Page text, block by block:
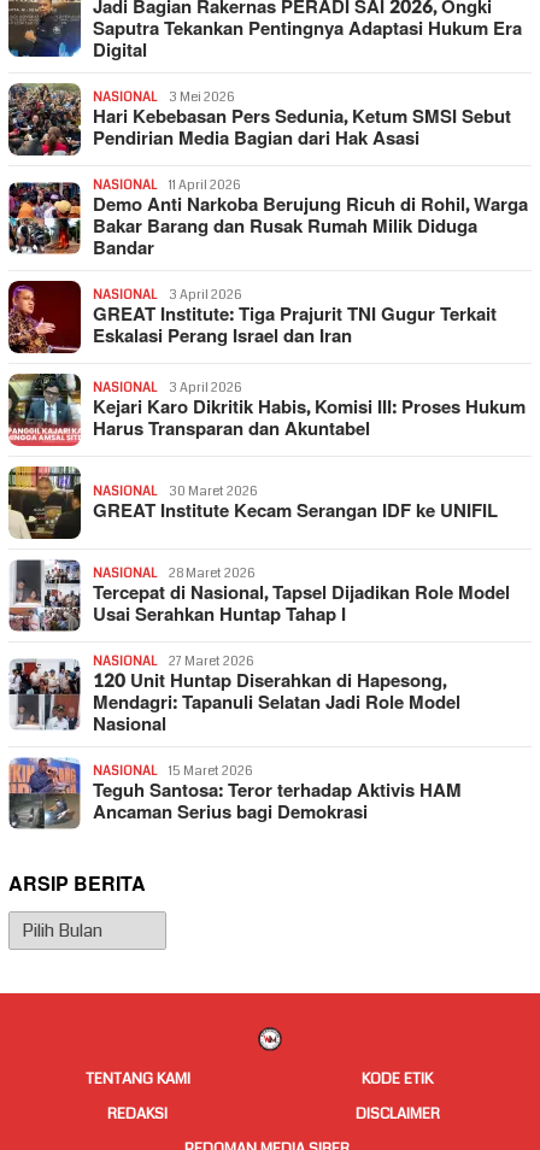
Jadi Bagian Rakernas PERADI SAI 2026, Ongki
Saputra Tekankan Pentingnya Adaptasi Hukum Era
Digital
NASIONAL 3 Mei 2026
Hari Kebebasan Pers Sedunia, Ketum SMSI Sebut
Pendirian Media Bagian dari Hak Asasi
NASIONAL 11 April 2026
Demo Anti Narkoba Berujung Ricuh di Rohil, Warga
Bakar Barang dan Rusak Rumah Milik Diduga
Bandar
NASIONAL 3 April 2026
GREAT Institute: Tiga Prajurit TNI Gugur Terkait
Eskalasi Perang Israel dan Iran
NASIONAL 3 April 2026
Kejari Karo Dikritik Habis, Komisi III: Proses Hukum
Harus Transparan dan Akuntabel
NASIONAL 30 Maret 2026
GREAT Institute Kecam Serangan IDF ke UNIFIL
NASIONAL 28 Maret 2026
Tercepat di Nasional, Tapsel Dijadikan Role Model
Usai Serahkan Huntap Tahap I
NASIONAL 27 Maret 2026
120 Unit Huntap Diserahkan di Hapesong,
Mendagri: Tapanuli Selatan Jadi Role Model
Nasional
NASIONAL 15 Maret 2026
Teguh Santosa: Teror terhadap Aktivis HAM
Ancaman Serius bagi Demokrasi
ARSIP BERITA
Arsip
Berita
TENTANG KAMI
KODE ETIK
REDAKSI
DISCLAIMER